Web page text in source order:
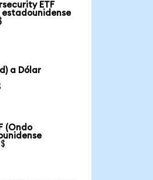
ETF
estadounidense
a Dólar
(Ondo